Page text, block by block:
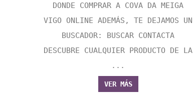
DONDE COMPRAR A COVA DA MEIGA
VIGO ONLINE ADEMÁS, TE DEJAMOS UN
BUSCADOR: BUSCAR CONTACTA
DESCUBRE CUALQUIER PRODUCTO DE LA
...
VER MÁS